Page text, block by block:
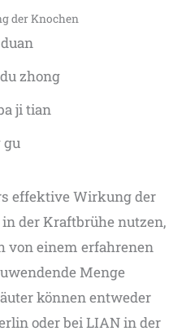
der Knochen
zhong
ji tian
gu
effektive Wirkung der
der Kraftbrühe nutzen,
von einem erfahrenen
Menge
können entweder
oder bei LIAN in der